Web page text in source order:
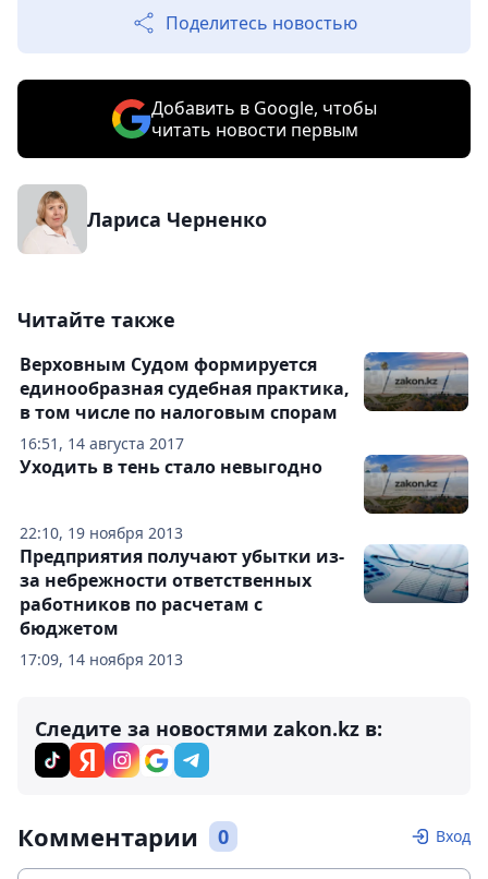
Поделитесь новостью
Добавить в Google, чтобы
читать новости первым
Лариса Черненко
Читайте также
16:51, 14 августа 2017
Верховным Судом формируется
единообразная судебная практика,
в том числе по налоговым спорам
22:10, 19 ноября 2013
Уходить в тень стало невыгодно
17:09, 14 ноября 2013
Предприятия получают убытки из-
за небрежности ответственных
работников по расчетам с
бюджетом
Следите за новостями zakon.kz в:
Комментарии 0 Вход